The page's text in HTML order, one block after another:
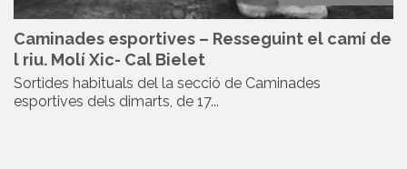
Caminades esportives – Resseguint el camí de
l riu. Molí Xic- Cal Bielet
Sortides habituals del la secció de Caminades
esportives dels dimarts, de 17...